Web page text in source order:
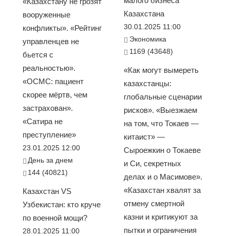
вооруженные
конфликты». «Рейтинг
управленцев не
бьется с
реальностью».
«ОСМС: пациент
скорее мёртв, чем
застрахован».
«Сатира не
преступление»
23.01.2025 12:00
День за днем
144 (40821)
Казахстан VS
Узбекистан: кто круче
по военной мощи?
28.01.2025 11:00
Казахстана
30.01.2025 11:00
Экономика
1169 (43648)
«Как могут вымереть
казахстанцы:
глобальные сценарии
рисков». «Выезжаем
на том, что Токаев —
китаист» —
Сыроежкин о Токаеве
и Си, секретных
делах и о Масимове».
«Казахстан хвалят за
отмену смертной
казни и критикуют за
пытки и ограничения